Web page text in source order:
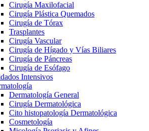
Cirugía Maxilofacial
Cirugía Plástica Quemados
Cirugía de Tórax
Trasplantes
Cirugía Vascular
Cirugía de Hígado y Vías Biliares
Cirugía de Páncreas
Cirugía de Esófago
Intensivos
Dermatología General
Cirugía Dermatológica
Cito histopatología Dermatológica
Cosmetología